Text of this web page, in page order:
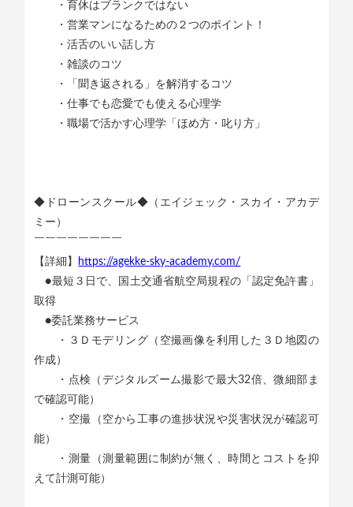
・育休はブランクではない
・営業マンになるための２つのポイント！
・活舌のいい話し方
・雑談のコツ
・「聞き返される」を解消するコツ
・仕事でも恋愛でも使える心理学
・職場で活かす心理学「ほめ方・叱り方」
◆ドローンスクール◆（エイジェック・スカイ・アカデ
ミー）
￣￣￣￣￣￣￣￣
【詳細】
https://agekke-sky-academy.com/
●最短３日で、国土交通省航空局規程の「認定免許書」
取得
●委託業務サービス
・３Ｄモデリング（空撮画像を利用した３Ｄ地図の
作成）
・点検（デジタルズーム撮影で最大32倍、微細部ま
で確認可能）
・空撮（空から工事の進捗状況や災害状況が確認可
能）
・測量（測量範囲に制約が無く、時間とコストを抑
えて計測可能）